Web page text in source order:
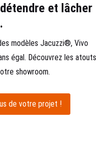
et lâcher
modèles Jacuzzi®, Vivo
égal. Découvrez les atouts
showroom.
de votre projet !